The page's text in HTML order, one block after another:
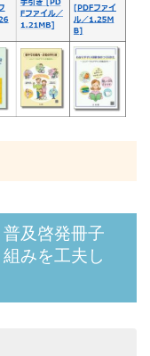
及啓発冊子
みを工夫し